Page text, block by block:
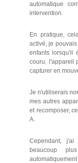
automatique
intervention.
En pratique,
activé, je
enfants lorsqu'il
couru, l'appareil
capturer en
Je n'utiliserais
mes autres
et recomposer,
A.
Cependant,
beaucoup